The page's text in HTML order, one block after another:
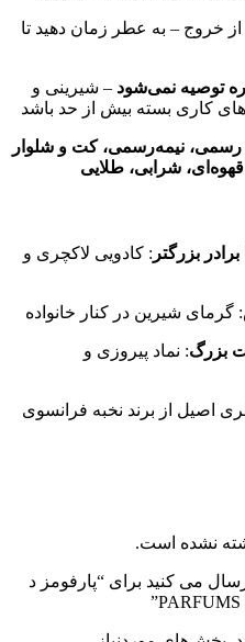
قبل از خروج – به عطر زمان دهید تا
توصیه نمی‌شود – شیرینی و
کاری بسته بیش از حد باشد
رسمی، نیمه‌رسمی، کت و شلوار
شرابی، طلایی
بزرگتر : کادویی لاکچری و
: گرمای شیرین در کنار خانواده
بزرگ: نماد پیروزی و
اصیل از برند نخبه فرانسوی
نشده است.
می کنید برای “پارفومز د